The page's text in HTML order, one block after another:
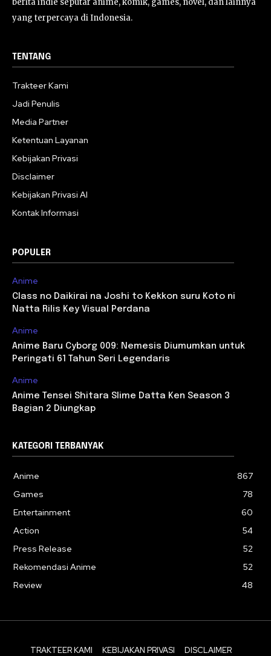
yang terpercaya di Indonesia.
TENTANG
Trakteer Kami
Jadi Penulis
Media Partner
Ketentuan Layanan
Kebijakan Privasi
Disclaimer
Kebijakan Privasi AI
Kontak Informasi
POPULER
Anime
Class no Daikirai na Joshi to Kekkon suru Koto ni
Natta Rilis Key Visual Perdana
Anime
Anime Baru Cyborg 009: Nemesis Diumumkan untuk
Peringati 61 Tahun Seri Legendaris
Anime
Anime Tensei Shitara Slime Datta Ken Season 3
Bagian 2 Diungkap
KATEGORI TERBANYAK
Anime
867
Games
78
Entertainment
60
Action
54
Press Release
52
Rekomendasi Anime
52
Review
48
TRAKTEER KAMI KEBIJAKAN PRIVASI DISCLAIMER